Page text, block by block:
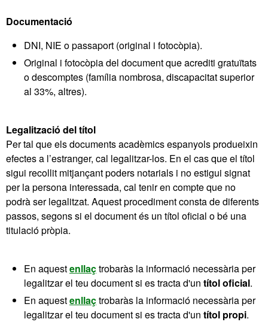
Documentació
DNI, NIE o passaport (original i fotocòpia).
Original i fotocòpia del document que acrediti gratuïtats
o descomptes (família nombrosa, discapacitat superior
al 33%, altres).
Legalització del títol
Per tal que els documents acadèmics espanyols produeixin
efectes a l’estranger, cal legalitzar-los. En el cas que el títol
sigui recollit mitjançant poders notarials i no estigui signat
per la persona interessada, cal tenir en compte que no
podrà ser legalitzat. Aquest procediment consta de diferents
passos, segons si el document és un títol oficial o bé una
titulació pròpia.
En aquestenllaçtrobaràs la informació necessària per
legalitzar el teu document si es tracta d'un títol oficial.
En aquestenllaçtrobaràs la informació necessària per
legalitzar el teu document si es tracta d'un títol propi.